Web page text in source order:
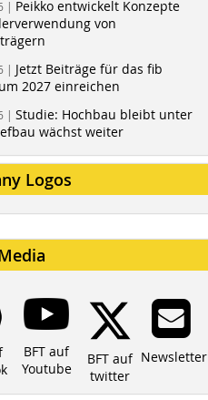
| Peikko entwickelt Konzepte
von
| Jetzt Beiträge für das fib
2027 einreichen
| Studie: Hochbau bleibt unter
wächst weiter
Logos
BFT auf
Youtube
BFT auf
twitter
Newsletter